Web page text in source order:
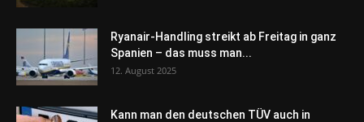
Ryanair-Handling streikt ab Freitag in ganz
Spanien – das muss man...
12. August 2025
Kann man den deutschen TÜV auch in